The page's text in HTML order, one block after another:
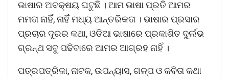
ଭାଷାର ଅବକ୍ଷୟ ଘଟୁଛି । ଆମ ଭାଷା ପ୍ରତି ଆମର
ମମତା ନାହିଁ, ନାହିଁ ମଧ୍ୟ ଆନ୍ତରିକତା । ଭାଷାର ପ୍ରସାର
ପ୍ରଚାର ଦୂରର କଥା, ଓଡିଆ ଭାଷାରେ ପ୍ରକାଶିତ ଦୁର୍ଲଭ
ଗ୍ରନ୍ଥ ସବୁ ପଢିବାରେ ଆମର ଆଗ୍ରହ ନାହିଁ ।
ପତ୍ରପତ୍ରିକା, ନାଟକ, ଉପନ୍ୟାସ, ଗଳ୍ପ ଓ କବିତା କଥା